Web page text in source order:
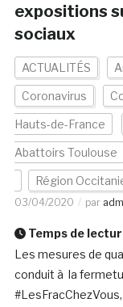
expositions
sociaux
ACTUALITÉS
Coronavirus
Hauts-de-France
Abattoirs Toulouse
Région
03/04/2020 par
Temps de
Les mesures de
conduit à la